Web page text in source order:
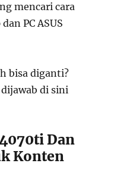
mencari cara
PC ASUS
bisa diganti?
di sini
Dan
Konten